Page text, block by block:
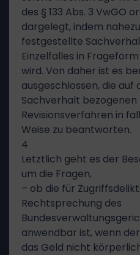
des § 133 Abs. 3 VwGO
dargelegt, indem
festgestellte
Einzelfalles in
wird. Von daher ist es
ausgeschlossen, die
Sachverhalt bezogenen
Revisionsverfahren in
Weise zu beantworten.
4
Letztlich geht es der
um die Fragen,
– ob die für
Rechtsprechung des
anwendbar ist, wenn
das Geld nicht